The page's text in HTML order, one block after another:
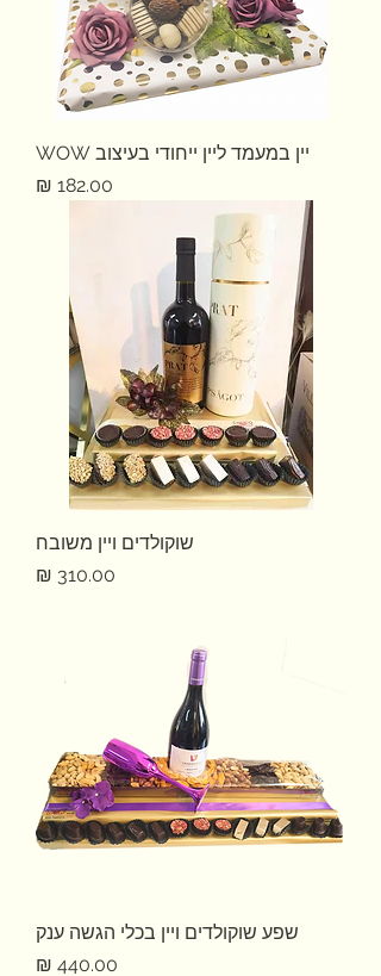
יין במעמד ליין ייחודי בעיצוב WOW
מחיר
שוקולדים ויין משובח
מחיר
שפע שוקולדים ויין בכלי הגשה ענק
מחיר